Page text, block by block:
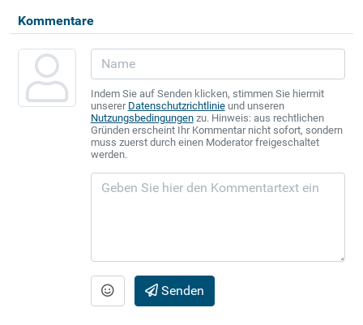
Kommentare
Indem Sie auf Senden klicken, stimmen Sie hiermit
unserer Datenschutzrichtlinieund unseren
Nutzungsbedingungenzu. Hinweis: aus rechtlichen
Gründen erscheint Ihr Kommentar nicht sofort, sondern
muss zuerst durch einen Moderator freigeschaltet
werden.
Senden